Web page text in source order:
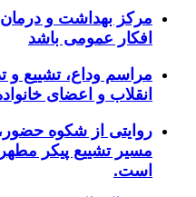
مرکز بهداشت و
افکار عمومی باشد
مراسم وداع، تشییع و
انقلاب و اعضای
روایتی از شکوه
مسیر تشییع پیکر
است.